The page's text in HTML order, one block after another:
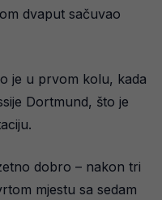
dvaput sačuvao
je u prvom kolu, kada
Dortmund, što je
dobro – nakon tri
mjestu sa sedam